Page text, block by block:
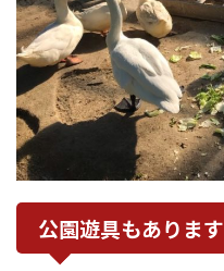
公園遊具もあります